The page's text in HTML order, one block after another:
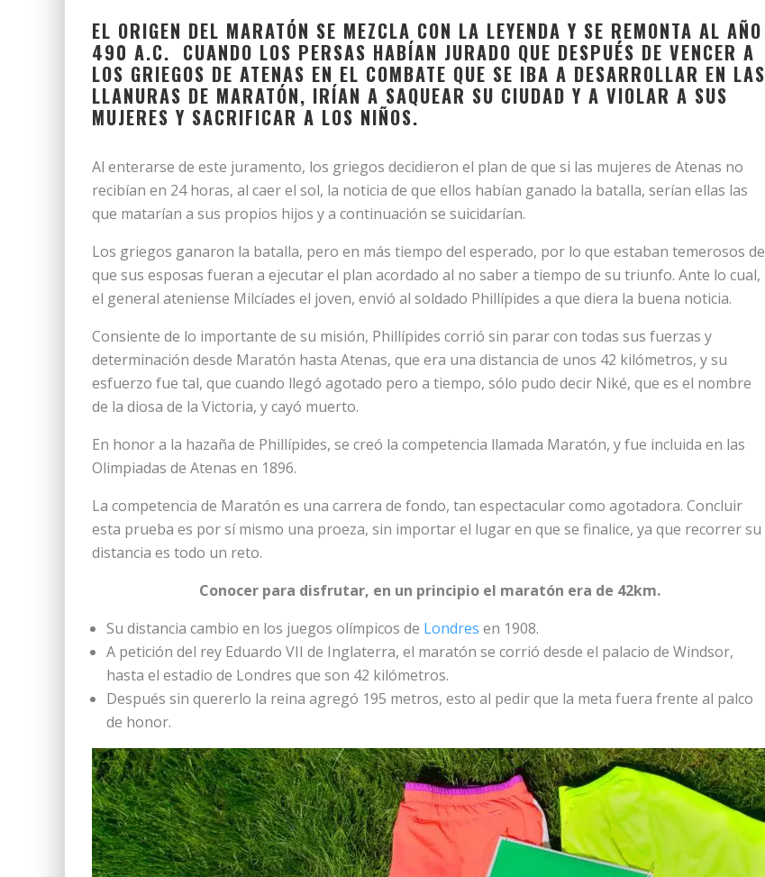
EL ORIGEN DEL MARATÓN SE MEZCLA CON LA LEYENDA Y SE REMONTA AL AÑO
490 A.C. CUANDO LOS PERSAS HABÍAN JURADO QUE DESPUÉS DE VENCER A
LOS GRIEGOS DE ATENAS EN EL COMBATE QUE SE IBA A DESARROLLAR EN LAS
LLANURAS DE MARATÓN, IRÍAN A SAQUEAR SU CIUDAD Y A VIOLAR A SUS
MUJERES Y SACRIFICAR A LOS NIÑOS.
Al enterarse de este juramento, los griegos decidieron el plan de que si las mujeres de Atenas no
recibían en 24 horas, al caer el sol, la noticia de que ellos habían ganado la batalla, serían ellas las
que matarían a sus propios hijos y a continuación se suicidarían.
Los griegos ganaron la batalla, pero en más tiempo del esperado, por lo que estaban temerosos de
que sus esposas fueran a ejecutar el plan acordado al no saber a tiempo de su triunfo. Ante lo cual,
el general ateniense Milcíades el joven, envió al soldado Phillípides a que diera la buena noticia.
Consiente de lo importante de su misión, Phillípides corrió sin parar con todas sus fuerzas y
determinación desde Maratón hasta Atenas, que era una distancia de unos 42 kilómetros, y su
esfuerzo fue tal, que cuando llegó agotado pero a tiempo, sólo pudo decir Niké, que es el nombre
de la diosa de la Victoria, y cayó muerto.
En honor a la hazaña de Phillípides, se creó la competencia llamada Maratón, y fue incluida en las
Olimpiadas de Atenas en 1896.
La competencia de Maratón es una carrera de fondo, tan espectacular como agotadora. Concluir
esta prueba es por sí mismo una proeza, sin importar el lugar en que se finalice, ya que recorrer su
distancia es todo un reto.
Conocer para disfrutar, en un principio el maratón era de 42km.
Su distancia cambio en los juegos olímpicos de Londres en 1908.
A petición del rey Eduardo VII de Inglaterra, el maratón se corrió desde el palacio de Windsor,
hasta el estadio de Londres que son 42 kilómetros.
Después sin quererlo la reina agregó 195 metros, esto al pedir que la meta fuera frente al palco
de honor.